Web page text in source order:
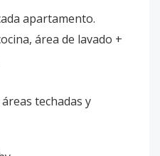
apartamento.
área de lavado +
techadas y